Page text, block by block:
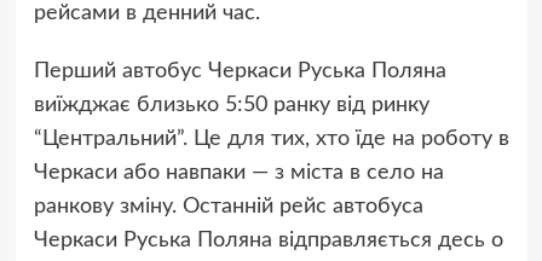
рейсами в денний час.
Перший автобус Черкаси Руська Поляна
виїжджає близько 5:50 ранку від ринку
“Центральний”. Це для тих, хто їде на роботу в
Черкаси або навпаки — з міста в село на
ранкову зміну. Останній рейс автобуса
Черкаси Руська Поляна відправляється десь о